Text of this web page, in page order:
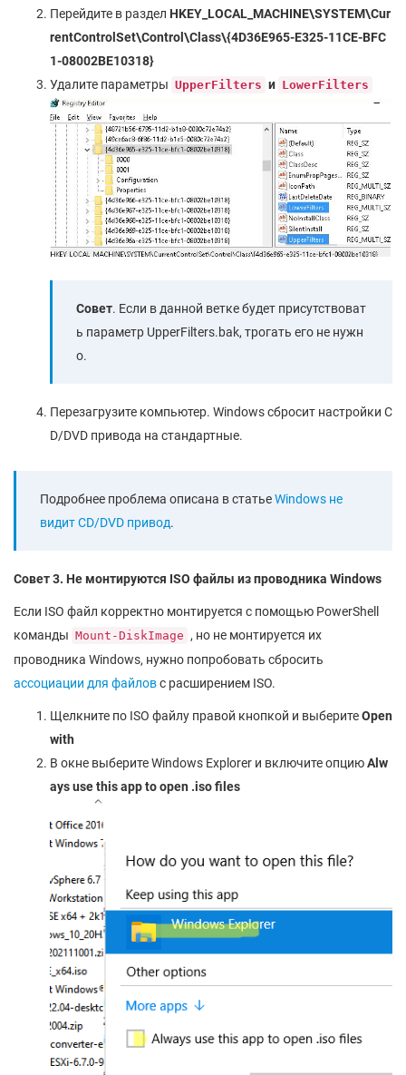
Перейдите в раздел HKEY_LOCAL_MACHINE\SYSTEM\Cur
rentControlSet\Control\Class\{4D36E965-E325-11CE-BFC
1-08002BE10318}
Удалите параметры UpperFilters и LowerFilters
Совет. Если в данной ветке будет присутствоват
ь параметр UpperFilters.bak, трогать его не нужн
о.
Перезагрузите компьютер. Windows сбросит настройки C
D/DVD привода на стандартные.
Подробнее проблема описана в статьеWindows не
видит CD/DVD привод.
Совет 3. Не монтируются ISO файлы из проводника Windows
Если ISO файл корректно монтируется с помощью PowerShell
команды Mount-DiskImage , но не монтируется их
проводника Windows, нужно попробовать сбросить
ассоциации для файловс расширением ISO.
Щелкните по ISO файлу правой кнопкой и выберитеOpen
with
В окне выберите Windows Explorer и включите опциюAlw
ays use this app to open .iso files